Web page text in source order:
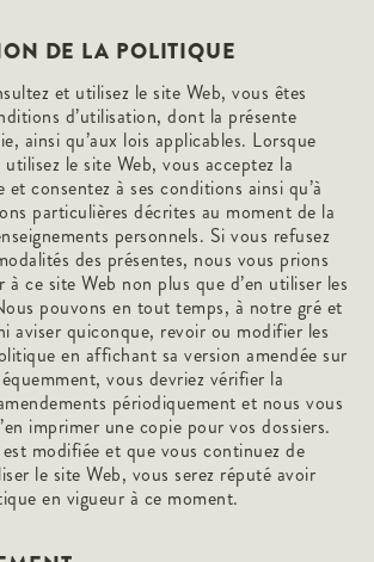
DE LA POLITIQUE
et utilisez le site Web, vous êtes
d’utilisation, dont la présente
ainsi qu’aux lois applicables. Lorsque
le site Web, vous acceptez la
consentez à ses conditions ainsi qu’à
particulières décrites au moment de la
personnels. Si vous refusez
des présentes, nous vous prions
à ce site Web non plus que d’en utiliser les
pouvons en tout temps, à notre gré et
aviser quiconque, revoir ou modifier les
en affichant sa version amendée sur
vous devriez vérifier la
périodiquement et nous vous
imprimer une copie pour vos dossiers.
modifiée et que vous continuez de
le site Web, vous serez réputé avoir
en vigueur à ce moment.